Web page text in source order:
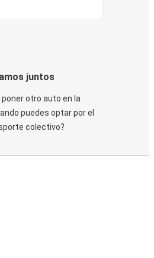
juntos
poner otro auto en la
puedes optar por el
colectivo?